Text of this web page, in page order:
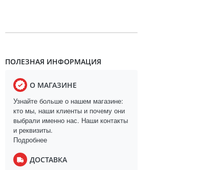
ПОЛЕЗНАЯ ИНФОРМАЦИЯ
О МАГАЗИНЕ
Узнайте больше о нашем магазине:
кто мы, наши клиенты и почему они
выбрали именно нас. Наши контакты
и реквизиты.
Подробнее
ДОСТАВКА